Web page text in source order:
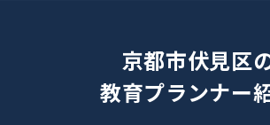
京都市伏見区
教育プランナー